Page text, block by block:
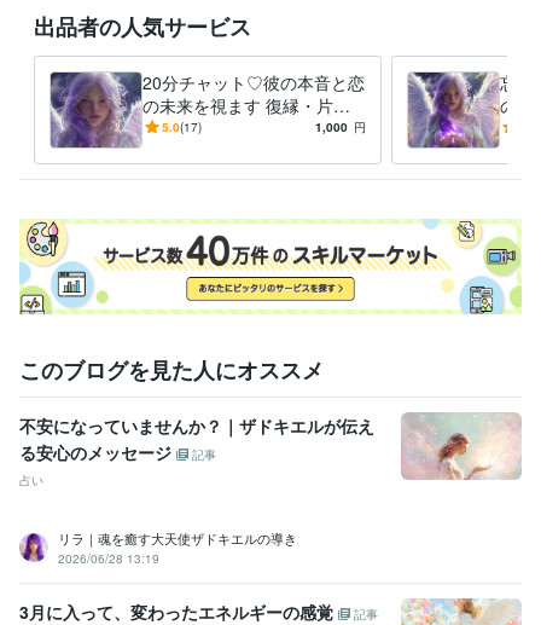
⟡ テキスト鑑定や施術は、24時間いつでもお申し込みいただけます。
夜間にご依頼いただいた場合は
翌朝以降、順番にお返事させていただく場合がございます。
⟡ 上記以外のお時間でも、調整が可能な場合がございます。
今、心に浮かんだ想いを
そのままお話しください。
みなさまとの大切なご縁を
心よりお待ちしております⋆˙⟡
ライフスタイル・その他 / 占い師 経験年数 : 3年
受賞歴
ココナラ　プラチナランク昇格／ご縁に心より感謝申し上げます⟡
得意分野
占い
占い、スピリチュアル
出品者の人気サービス
20分チャット♡彼の本音と恋
の未来を視ます 復縁・片想
い・複雑恋愛の彼の本音と未
5.0(17) 1,000 円
忘れ
のご
れな
このブログを見た人にオススメ
不安になっていませんか？｜ザドキエルが伝え
る安心のメッセージ
記事
占い
リラ｜魂を癒す大天使ザドキエルの導き
2026/06/28 13:19
3月に入って、変わったエネルギーの感覚
記事